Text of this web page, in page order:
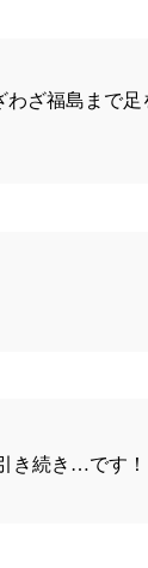
ざ福島まで足
き続き…です！